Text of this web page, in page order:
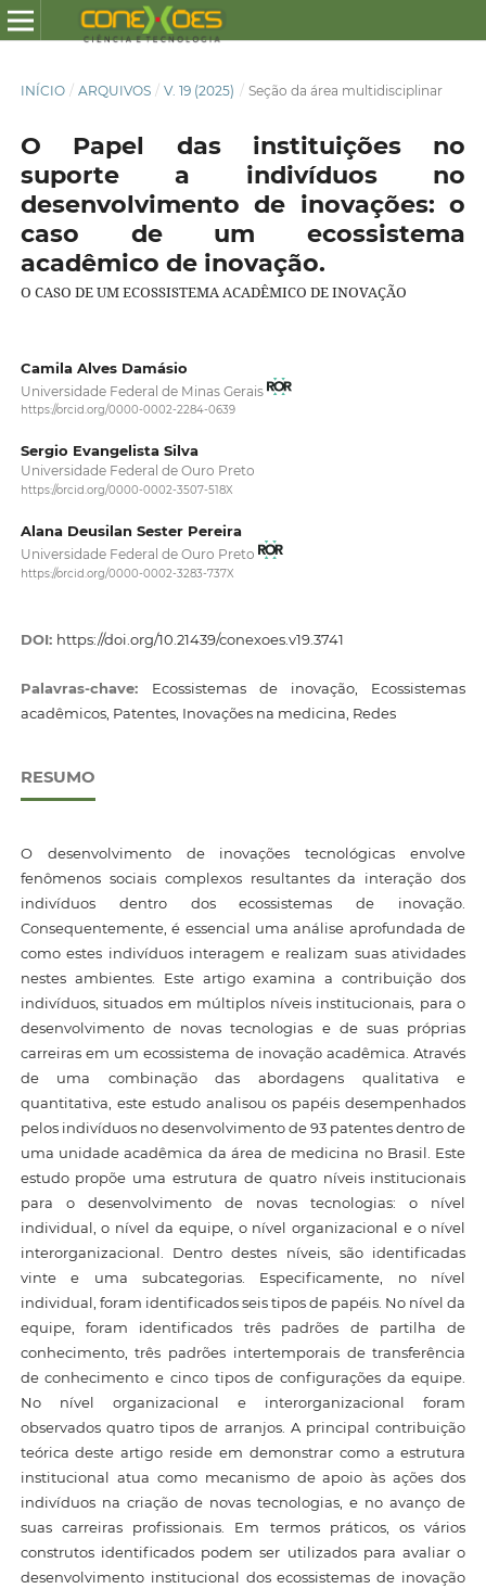
INÍCIO / ARQUIVOS / V. 19 (2025) / Seção da área multidisciplinar
O Papel das instituições no
suporte a indivíduos no
desenvolvimento de inovações: o
caso de um ecossistema
acadêmico de inovação.
O CASO DE UM ECOSSISTEMA ACADÊMICO DE INOVAÇÃO
Camila Alves Damásio
Universidade Federal de Minas Gerais
https://orcid.org/0000-0002-2284-0639
Sergio Evangelista Silva
Universidade Federal de Ouro Preto
https://orcid.org/0000-0002-3507-518X
Alana Deusilan Sester Pereira
Universidade Federal de Ouro Preto
https://orcid.org/0000-0002-3283-737X
DOI: https://doi.org/10.21439/conexoes.v19.3741
Palavras-chave: Ecossistemas de inovação, Ecossistemas
acadêmicos, Patentes, Inovações na medicina, Redes
RESUMO
O desenvolvimento de inovações tecnológicas envolve
fenômenos sociais complexos resultantes da interação dos
indivíduos dentro dos ecossistemas de inovação.
Consequentemente, é essencial uma análise aprofundada de
como estes indivíduos interagem e realizam suas atividades
nestes ambientes. Este artigo examina a contribuição dos
indivíduos, situados em múltiplos níveis institucionais, para o
desenvolvimento de novas tecnologias e de suas próprias
carreiras em um ecossistema de inovação acadêmica. Através
de uma combinação das abordagens qualitativa e
quantitativa, este estudo analisou os papéis desempenhados
pelos indivíduos no desenvolvimento de 93 patentes dentro de
uma unidade acadêmica da área de medicina no Brasil. Este
estudo propõe uma estrutura de quatro níveis institucionais
para o desenvolvimento de novas tecnologias: o nível
individual, o nível da equipe, o nível organizacional e o nível
interorganizacional. Dentro destes níveis, são identificadas
vinte e uma subcategorias. Especificamente, no nível
individual, foram identificados seis tipos de papéis. No nível da
equipe, foram identificados três padrões de partilha de
conhecimento, três padrões intertemporais de transferência
de conhecimento e cinco tipos de configurações da equipe.
No nível organizacional e interorganizacional foram
observados quatro tipos de arranjos. A principal contribuição
teórica deste artigo reside em demonstrar como a estrutura
institucional atua como mecanismo de apoio às ações dos
indivíduos na criação de novas tecnologias, e no avanço de
suas carreiras profissionais. Em termos práticos, os vários
construtos identificados podem ser utilizados para avaliar o
desenvolvimento institucional dos ecossistemas de inovação